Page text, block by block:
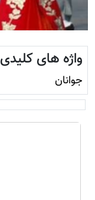
واژه های کلیدی
جوانان